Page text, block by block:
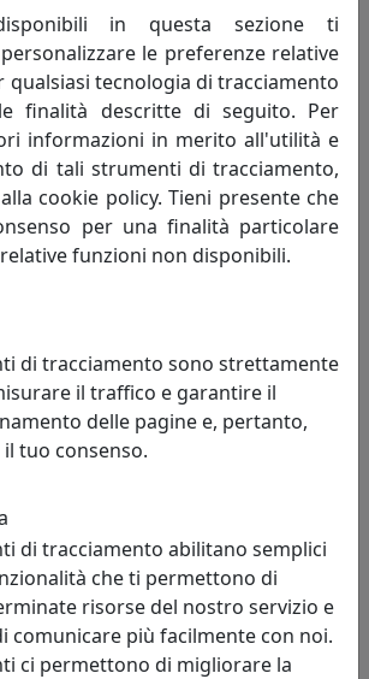
179,00 €
MULTICOLOR, CATALOGO VESTA HOME,
in questa sezione ti
le preferenze relative
qualsiasi tecnologia di tracciamento
finalità descritte di seguito. Per
informazioni in merito all'utilità e
di tali strumenti di tracciamento,
cookie policy. Tieni presente che
per una finalità particolare
funzioni non disponibili.
di tracciamento sono strettamente
il traffico e garantire il
delle pagine e, pertanto,
tuo consenso.
di tracciamento abilitano semplici
che ti permettono di
risorse del nostro servizio e
comunicare più facilmente con noi.
ci permettono di migliorare la